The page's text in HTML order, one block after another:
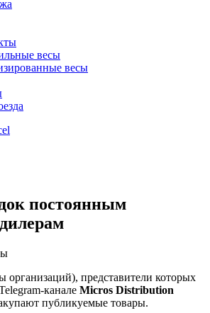
весы
весы
постоянным
организаций), представители которых
канале Micros Distribution
публикуемые товары.